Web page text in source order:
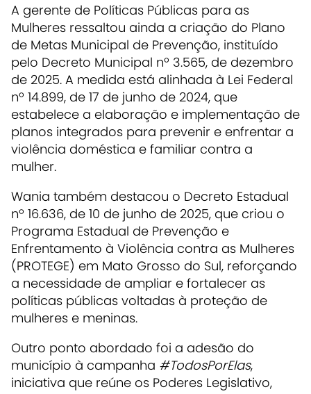
A gerente de Políticas Públicas para as
Mulheres ressaltou ainda a criação do Plano
de Metas Municipal de Prevenção, instituído
pelo Decreto Municipal nº 3.565, de dezembro
de 2025. A medida está alinhada à Lei Federal
nº 14.899, de 17 de junho de 2024, que
estabelece a elaboração e implementação de
planos integrados para prevenir e enfrentar a
violência doméstica e familiar contra a
mulher.
Wania também destacou o Decreto Estadual
nº 16.636, de 10 de junho de 2025, que criou o
Programa Estadual de Prevenção e
Enfrentamento à Violência contra as Mulheres
(PROTEGE) em Mato Grosso do Sul, reforçando
a necessidade de ampliar e fortalecer as
políticas públicas voltadas à proteção de
mulheres e meninas.
Outro ponto abordado foi a adesão do
município à campanha #TodosPorElas,
iniciativa que reúne os Poderes Legislativo,